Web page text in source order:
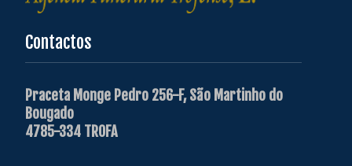
Contactos
Praceta Monge Pedro 256-F, São Martinho do
Bougado
4785-334 TROFA